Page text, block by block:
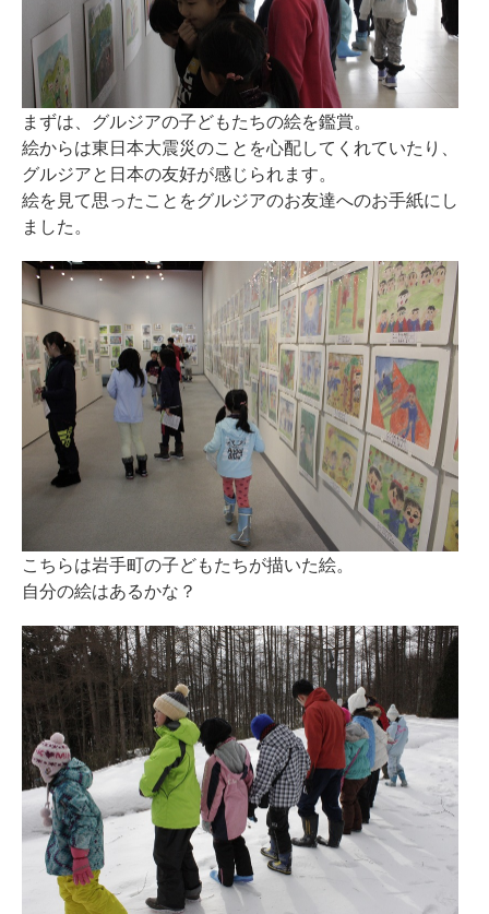
まずは、グルジアの子どもたちの絵を鑑賞。
絵からは東日本大震災のことを心配してくれていたり、
グルジアと日本の友好が感じられます。
絵を見て思ったことをグルジアのお友達へのお手紙にし
ました。
こちらは岩手町の子どもたちが描いた絵。
自分の絵はあるかな？